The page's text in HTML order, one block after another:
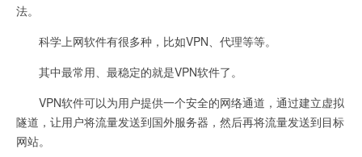
法。
科学上网软件有很多种，比如VPN、代理等等。
其中最常用、最稳定的就是VPN软件了。
VPN软件可以为用户提供一个安全的网络通道，通过建立虚拟
隧道，让用户将流量发送到国外服务器，然后再将流量发送到目标
网站。